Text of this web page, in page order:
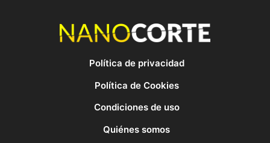
Política de privacidad
Política de Cookies
Condiciones de uso
Quiénes somos